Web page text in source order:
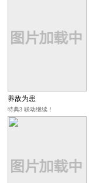
养敌为患
特典3 联动继续！